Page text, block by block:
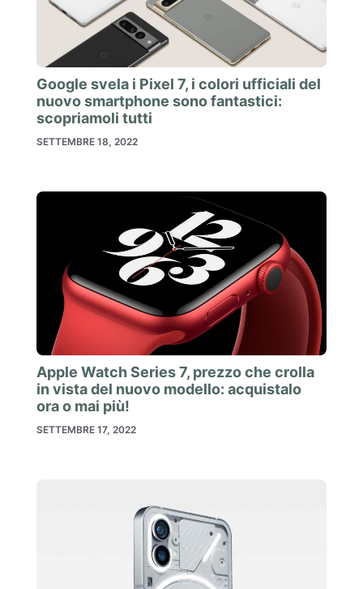
Google svela i Pixel 7, i colori ufficiali del
nuovo smartphone sono fantastici:
scopriamoli tutti
SETTEMBRE 18, 2022
Apple Watch Series 7, prezzo che crolla
in vista del nuovo modello: acquistalo
ora o mai più!
SETTEMBRE 17, 2022